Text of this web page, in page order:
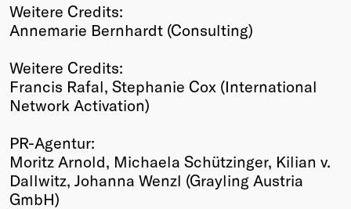
Weitere Credits:
Annemarie Bernhardt (Consulting)
Weitere Credits:
Francis Rafal, Stephanie Cox (International
Network Activation)
PR-Agentur:
Moritz Arnold, Michaela Schützinger, Kilian v.
Dallwitz, Johanna Wenzl (Grayling Austria
GmbH)